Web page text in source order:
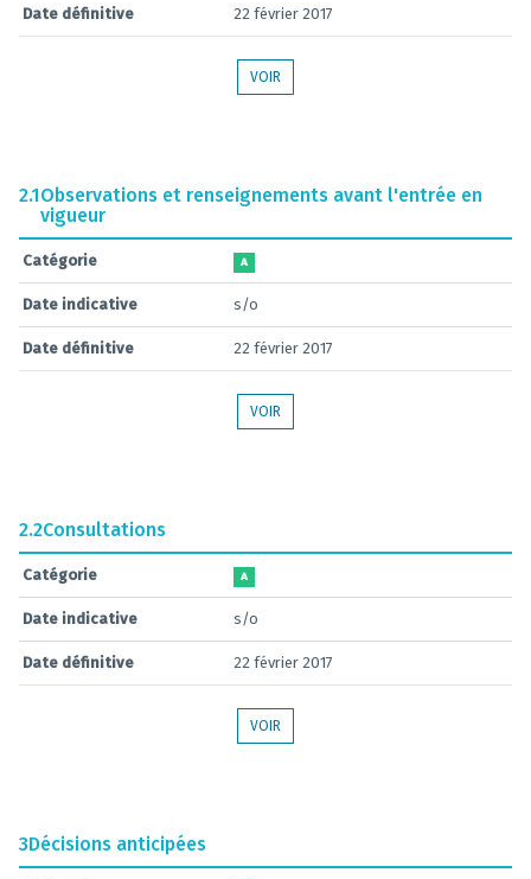
Date définitive 22 février 2017
VOIR
2.1Observations et renseignements avant l'entrée en
vigueur
Catégorie A
Date indicative s/o
Date définitive 22 février 2017
VOIR
2.2Consultations
Catégorie A
Date indicative s/o
Date définitive 22 février 2017
VOIR
3Décisions anticipées